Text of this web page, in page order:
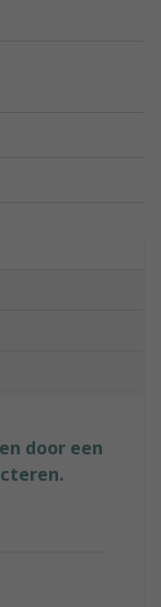
door een